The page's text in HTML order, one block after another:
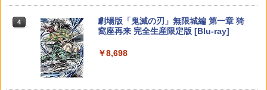
5
【特典】METAL GEAR SOLID : MASTE
R COLLECTION Vol.2 Switch2版(【早
5
【当店独自で＋P10倍★要エントリー】
【中古】[PS5] SILENT HILL f(サイレン
トヒル エフ) コナミデジタルエンタテイ
ンメント(20250925)
￥3,536
￥7,216
劇場版総集編 ガールズバンドクライ
￥9,000
ニンテンドープリペイド番号 5000円|オ
ンラインコード版
【純正品】DualSense ワイヤレスコン
【国内正規品】Thrustmaster スラスト
S5、PS5 Pro、Xbox One、Xbox Serie
4
劇場版「鬼滅の刃」無限城編 第一章 猗
窩座再来 完全生産限定版 [Blu-ray]
￥8,698